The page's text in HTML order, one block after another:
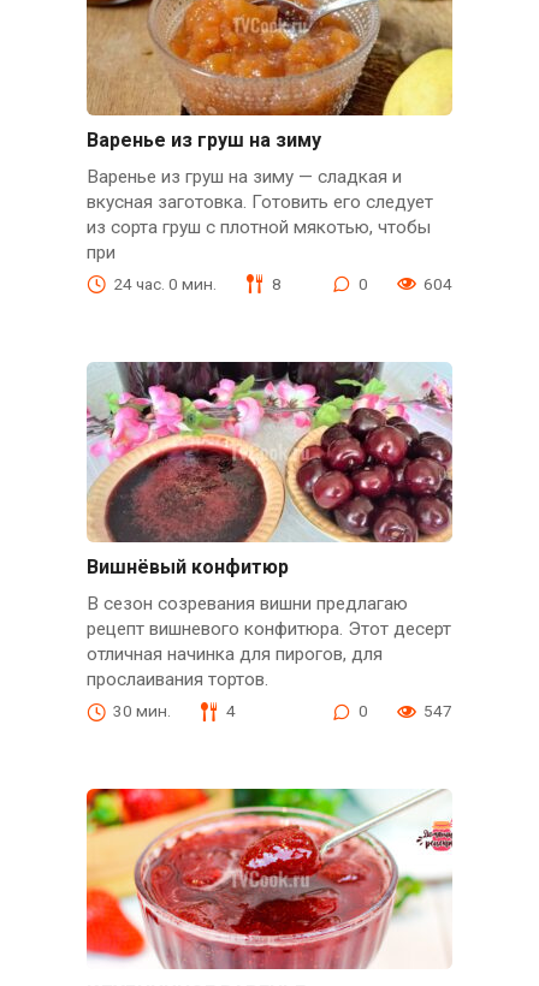
Варенье из груш на зиму
Варенье из груш на зиму — сладкая и
вкусная заготовка. Готовить его следует
из сорта груш с плотной мякотью, чтобы
при
24 час. 0 мин. 8 0 604
Вишнёвый конфитюр
В сезон созревания вишни предлагаю
рецепт вишневого конфитюра. Этот десерт
отличная начинка для пирогов, для
прослаивания тортов.
30 мин. 4 0 547